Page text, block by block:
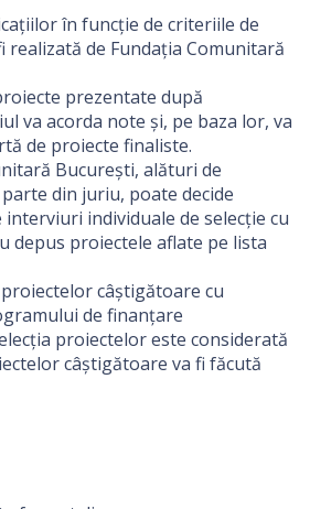
în funcție de criteriile de
realizată de Fundația Comunitară
prezentate după
va acorda note și, pe baza lor, va
de proiecte finaliste.
București, alături de
din juriu, poate decide
individuale de selecție cu
depus proiectele aflate pe lista
câștigătoare cu
de finanțare
proiectelor este considerată
câștigătoare va fi făcută